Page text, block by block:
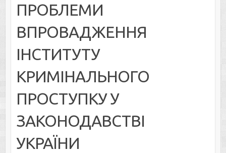
ПРОБЛЕМИ
ВПРОВАДЖЕННЯ
ІНСТИТУТУ
КРИМІНАЛЬНОГО
ПРОСТУПКУ У
ЗАКОНОДАВСТВІ
УКРАЇНИ